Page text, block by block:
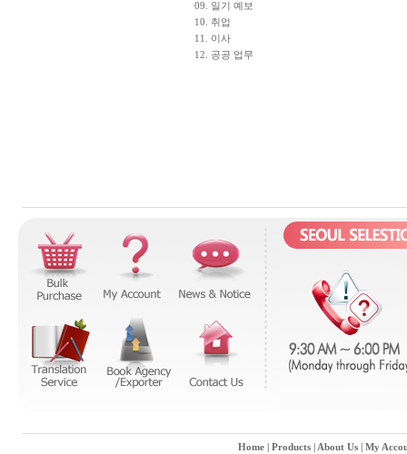
09. 일기 예보
10. 취업
11. 이사
12. 공공 업무
Home| Products| About Us| My